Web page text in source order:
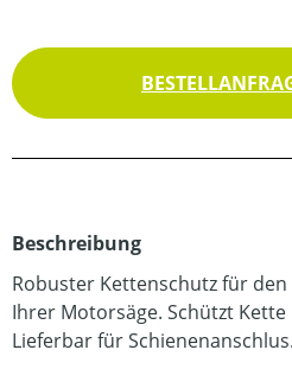
Beschreibung
Robuster Kettenschutz für
Ihrer Motorsäge. Schützt
Lieferbar für